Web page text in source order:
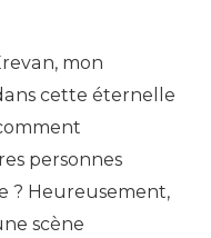
mon
cette éternelle
personnes
? Heureusement,
scène